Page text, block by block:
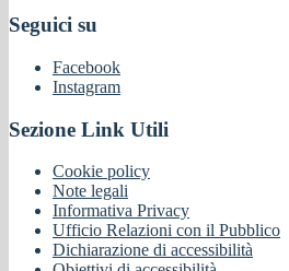
Seguici su
Facebook
Instagram
Sezione Link Utili
Cookie policy
Note legali
Informativa Privacy
Ufficio Relazioni con il Pubblico
Dichiarazione di accessibilità